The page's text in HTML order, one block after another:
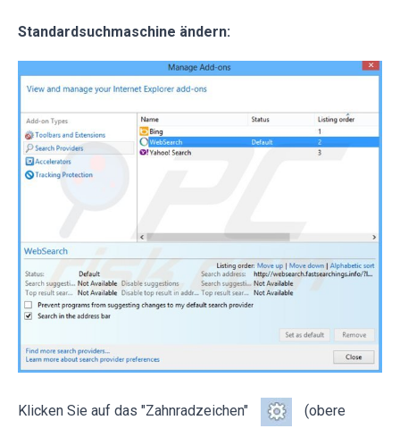
Standardsuchmaschine ändern:
Klicken Sie auf das "Zahnradzeichen" (obere